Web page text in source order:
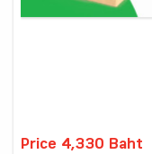
Price 4,330 Baht